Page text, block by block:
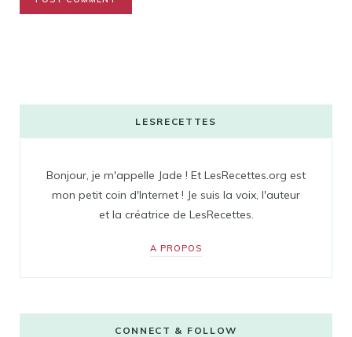
LESRECETTES
Bonjour, je m'appelle Jade ! Et LesRecettes.org est
mon petit coin d'Internet ! Je suis la voix, l'auteur
et la créatrice de LesRecettes.
A PROPOS
CONNECT & FOLLOW